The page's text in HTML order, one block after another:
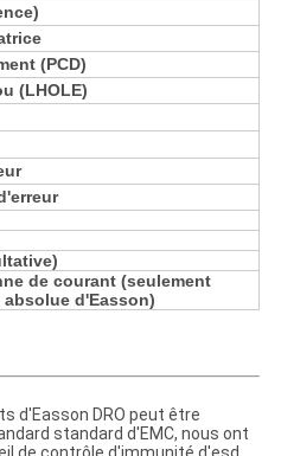
(PCD)
(LHOLE)
de courant (seulement
d'Easson)
d'Easson DRO peut être
standard d'EMC, nous ont
de contrôle d'immunité d'esd